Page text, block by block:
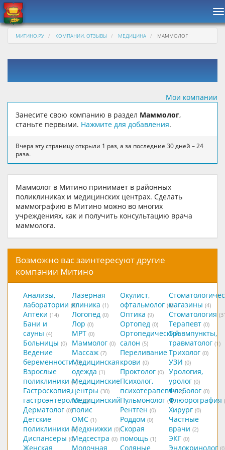
МИТИНО.РУ КОМПАНИИ, ОТЗЫВЫ МЕДИЦИНА МАММОЛОГ
Мои компании
Занесите свою компанию в раздел Маммолог,
станьте первыми. Нажмите для добавления.
Вчера эту страницу открыли 1 раз, а за последние 30 дней – 24
раза.
Маммолог в Митино принимает в районных
поликлиниках и медицинских центрах. Сделать
маммографию в Митино можно во многих
учреждениях, как и получить консультацию врача
маммолога.
Возможно вас заинтересуют другие
компании Митино
Анализы,
лаборатории (8)
Аптеки (14)
Бани и
сауны (4)
Больницы (0)
Ведение
беременности (0)
Взрослые
поликлиники (4)
Гастроскопия,
гастроэнтеролог (0)
Дерматолог (0)
Детские
поликлиники (4)
Диспансеры (0)
Женская
Лазерная
клиника (1)
Логопед (0)
Лор (0)
МРТ (0)
Маммолог (0)
Массаж (7)
Медицинская
одежда (1)
Медицинские
центры (30)
Медицинский
полис
ОМС (1)
Медкнижки (0)
Медсестра (0)
Молочная
Окулист,
офтальмолог (4)
Оптика (9)
Ортопед (0)
Ортопедический
салон (5)
Переливание
крови (0)
Проктолог (0)
Психолог,
психотерапевт (12)
Пульмонолог (1)
Рентген (0)
Роддом (0)
Скорая
помощь (1)
Соляные
магазины (4)
Стоматология
Терапевт (0)
Травмпункты,
травматолог (1)
Трихолог (0)
УЗИ (0)
Урология,
уролог (0)
Флеболог (0)
Флюорография
Хирург (0)
Частные
врачи (2)
ЭКГ (0)
Эндокринолог